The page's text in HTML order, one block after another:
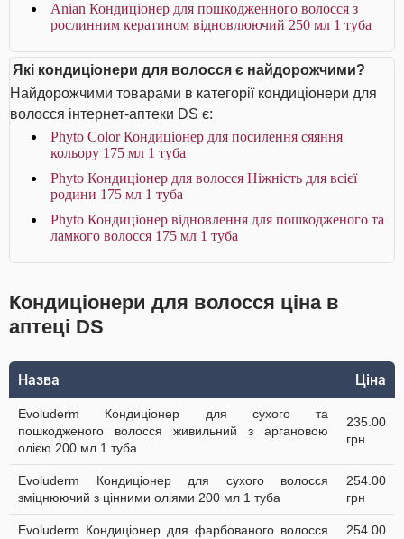
Anian Кондиціонер для пошкодженного волосся з
рослинним кератином відновлюючий 250 мл 1 туба
Які кондиціонери для волосся є найдорожчими?
Найдорожчими товарами в категорії кондиціонери для
волосся інтернет-аптеки DS є:
Phyto Color Кондиціонер для посилення сяяння
кольору 175 мл 1 туба
Phyto Кондиціонер для волосся Ніжність для всієї
родини 175 мл 1 туба
Phyto Кондиціонер відновлення для пошкодженого та
ламкого волосся 175 мл 1 туба
Кондиціонери для волосся ціна в
аптеці DS
Назва Ціна
Evoluderm Кондиціонер для сухого та
пошкодженого волосся живильний з аргановою
олією 200 мл 1 туба
235.00
грн
Evoluderm Кондиціонер для сухого волосся
зміцнюючий з цінними оліями 200 мл 1 туба
254.00
грн
Evoluderm Кондиціонер для фарбованого волосся
254.00